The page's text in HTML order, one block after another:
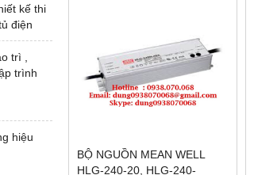
kế thi
điện
trì ,
trình
hiệu
BỘ NGUỒN MEAN WELL
HLG-240-20, HLG-240-